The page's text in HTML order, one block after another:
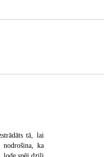
tā, lai
nodrošina, ka